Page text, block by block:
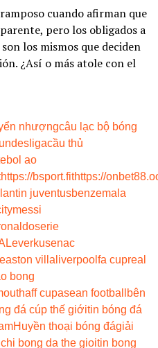
cuando afirman que
pero los obligados a
los mismos que deciden
¿Así o más atole con el
nhượngcâu lạc bộ bóng
cầu thủ
ao
https://bsport.fithttps://
tin juventusbenzema la
messi
serie
Leverkusenac
aston villa liverpool fa cupreal
bong
aff cupasean football
bên
đá cúp thế giớitin bóng đá
Huyền thoại bóng đágiải
bong da the gioitin bong